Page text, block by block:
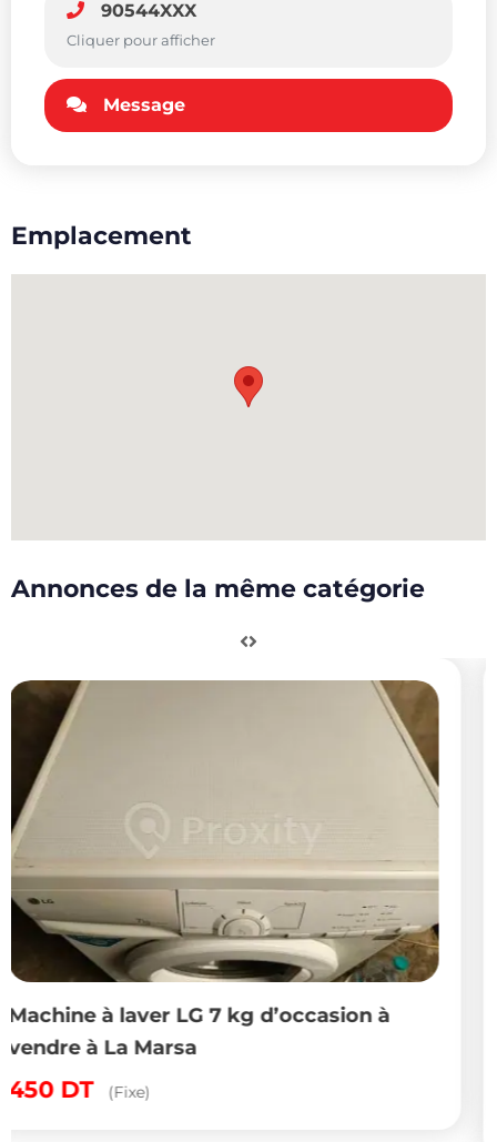
90544XXX
Cliquer pour afficher
Message
Emplacement
Annonces de la même catégorie
à
Climatiseur GREE 12000 BTU
d’occasion à Tunis